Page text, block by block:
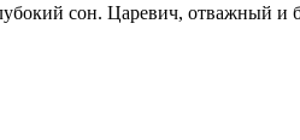
сон. Царевич, отважный и